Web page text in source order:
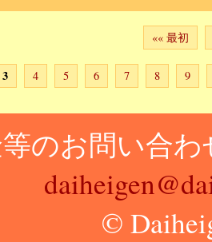
«« 最初
3 4 5 6 7 8 9
のお問い合
©